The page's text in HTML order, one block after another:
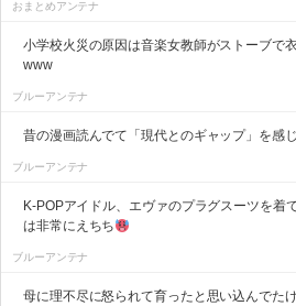
おまとめアンテナ
小学校火災の原因は音楽女教師がストーブで
www
ブルーアンテナ
昔の漫画読んでて「現代とのギャップ」を感
ブルーアンテナ
K-POPアイドル、エヴァのプラグスーツを
は非常にえちち
ブルーアンテナ
母に理不尽に怒られて育ったと思い込んでた